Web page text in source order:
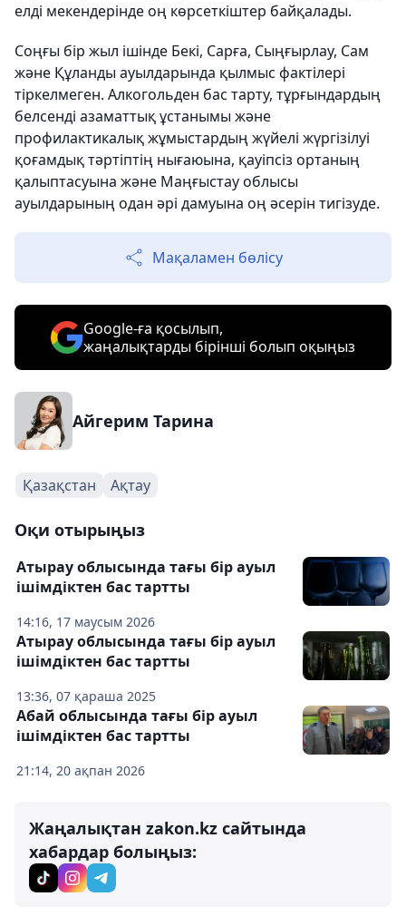
елді мекендерінде оң көрсеткіштер байқалады.
Соңғы бір жыл ішінде Бекі, Сарға, Сыңғырлау, Сам
және Құланды ауылдарында қылмыс фактілері
тіркелмеген. Алкогольден бас тарту, тұрғындардың
белсенді азаматтық ұстанымы және
профилактикалық жұмыстардың жүйелі жүргізілуі
қоғамдық тәртіптің нығаюына, қауіпсіз ортаның
қалыптасуына және Маңғыстау облысы
ауылдарының одан әрі дамуына оң әсерін тигізуде.
Мақаламен бөлісу
Google-ға қосылып,
жаңалықтарды бірінші болып оқыңыз
Айгерим Тарина
Қазақстан Ақтау
Оқи отырыңыз
14:16, 17 маусым 2026
Атырау облысында тағы бір ауыл
ішімдіктен бас тартты
13:36, 07 қараша 2025
Атырау облысында тағы бір ауыл
ішімдіктен бас тартты
21:14, 20 ақпан 2026
Абай облысында тағы бір ауыл
ішімдіктен бас тартты
Жаңалықтан zakon.kz сайтында
хабардар болыңыз: